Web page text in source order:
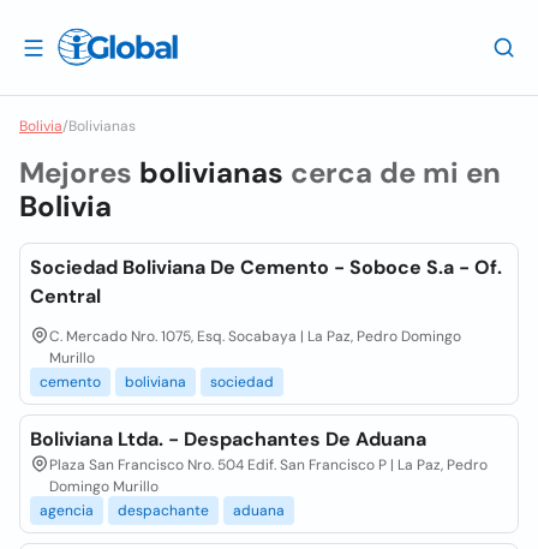
Bolivia/Bolivianas
Mejores bolivianas cerca de mi en
Bolivia
Sociedad Boliviana De Cemento - Soboce S.a - Of.
Central
C. Mercado Nro. 1075, Esq. Socabaya | La Paz, Pedro Domingo
Murillo
cemento
boliviana sociedad
Boliviana Ltda. - Despachantes De Aduana
Plaza San Francisco Nro. 504 Edif. San Francisco P | La Paz, Pedro
Domingo Murillo
agencia
despachante aduana